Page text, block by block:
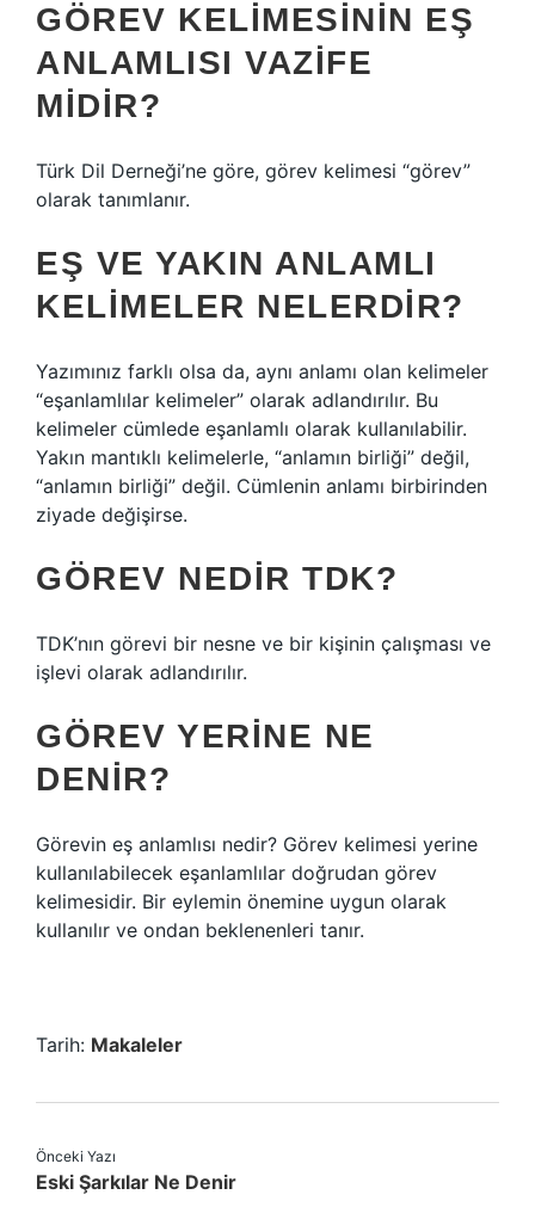
GÖREV KELIMESININ EŞ
ANLAMLISI VAZIFE
MIDIR?
Türk Dil Derneği’ne göre, görev kelimesi “görev”
olarak tanımlanır.
EŞ VE YAKIN ANLAMLI
KELIMELER NELERDIR?
Yazımınız farklı olsa da, aynı anlamı olan kelimeler
“eşanlamlılar kelimeler” olarak adlandırılır. Bu
kelimeler cümlede eşanlamlı olarak kullanılabilir.
Yakın mantıklı kelimelerle, “anlamın birliği” değil,
“anlamın birliği” değil. Cümlenin anlamı birbirinden
ziyade değişirse.
GÖREV NEDIR TDK?
TDK’nın görevi bir nesne ve bir kişinin çalışması ve
işlevi olarak adlandırılır.
GÖREV YERINE NE
DENIR?
Görevin eş anlamlısı nedir? Görev kelimesi yerine
kullanılabilecek eşanlamlılar doğrudan görev
kelimesidir. Bir eylemin önemine uygun olarak
kullanılır ve ondan beklenenleri tanır.
Tarih: Makaleler
Önceki Yazı
Eski Şarkılar Ne Denir